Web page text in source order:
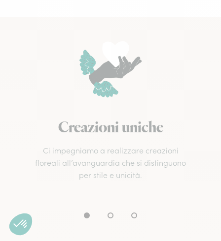
Creazioni uniche
Ci impegniamo a realizzare creazioni
floreali all’avanguardia che si distinguono
per stile e unicità.